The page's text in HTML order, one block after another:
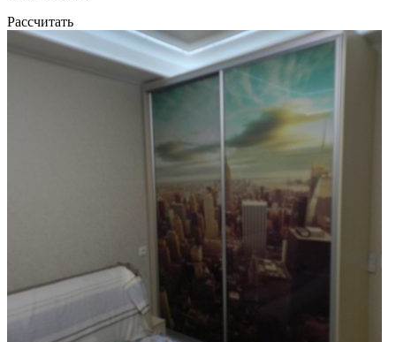
Рассчитать